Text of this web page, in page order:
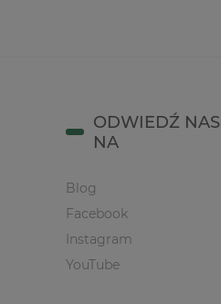
ODWIEDŹ NAS
NA
Blog
Facebook
Instagram
YouTube